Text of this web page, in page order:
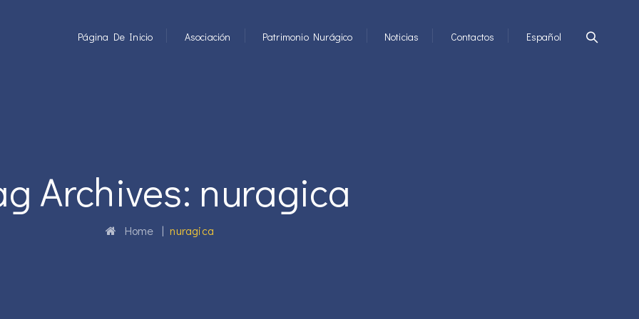
Página De Inicio Asociación Patrimonio Nurágico Noticias Contactos Español
Archives: nuragica
Home |nuragica